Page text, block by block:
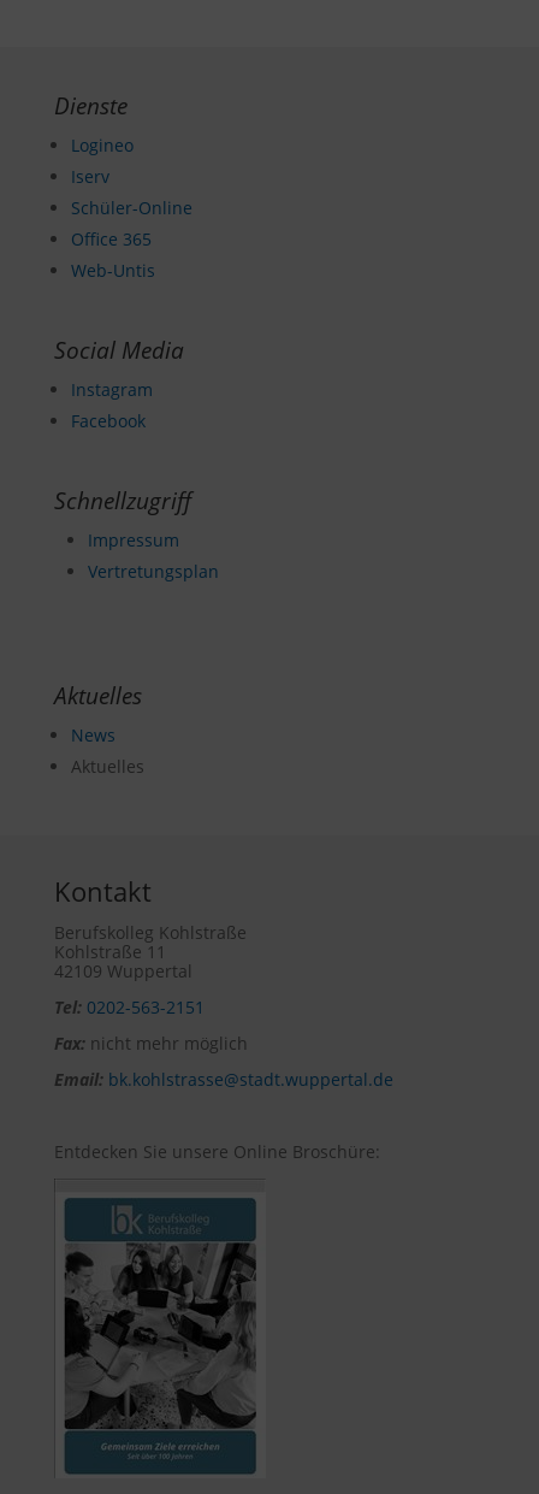
Dienste
Logineo
Iserv
Schüler-Online
Office 365
Web-Untis
Social Media
Instagram
Facebook
Schnellzugriff
Impressum
Vertretungsplan
Aktuelles
News
Aktuelles
Kontakt
Berufskolleg Kohlstraße
Kohlstraße 11
42109 Wuppertal
Tel: 0202-563-2151
Fax:nicht mehr möglich
Email: bk.kohlstrasse@stadt.wuppertal.de
Entdecken Sie unsere Online Broschüre: